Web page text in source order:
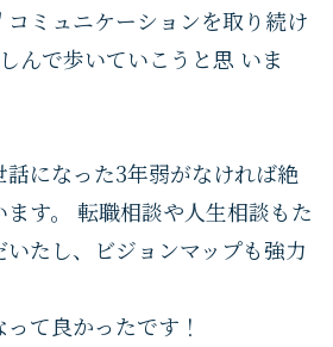
ミュニケーションを取り続け
んで歩いていこうと思 いま
になった3年弱がなければ絶
す。 転職相談や人生相談もた
いたし、ビジョンマップも強力
て良かったです！